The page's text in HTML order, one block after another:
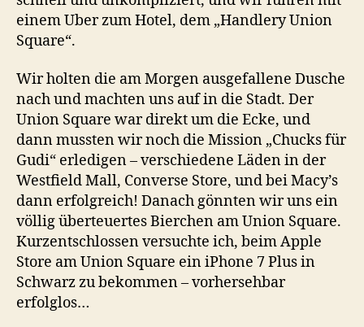
einem Uber zum Hotel, dem „Handlery Union
Square“.
Wir holten die am Morgen ausgefallene Dusche
nach und machten uns auf in die Stadt. Der
Union Square war direkt um die Ecke, und
dann mussten wir noch die Mission „Chucks für
Gudi“ erledigen – verschiedene Läden in der
Westfield Mall, Converse Store, und bei Macy’s
dann erfolgreich! Danach gönnten wir uns ein
völlig überteuertes Bierchen am Union Square.
Kurzentschlossen versuchte ich, beim Apple
Store am Union Square ein iPhone 7 Plus in
Schwarz zu bekommen – vorhersehbar
erfolglos…